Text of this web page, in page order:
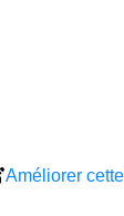
Améliorer